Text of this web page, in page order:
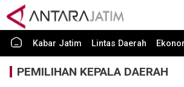
Kabar Jatim Lintas Daerah
PEMILIHAN KEPALA DAERAH